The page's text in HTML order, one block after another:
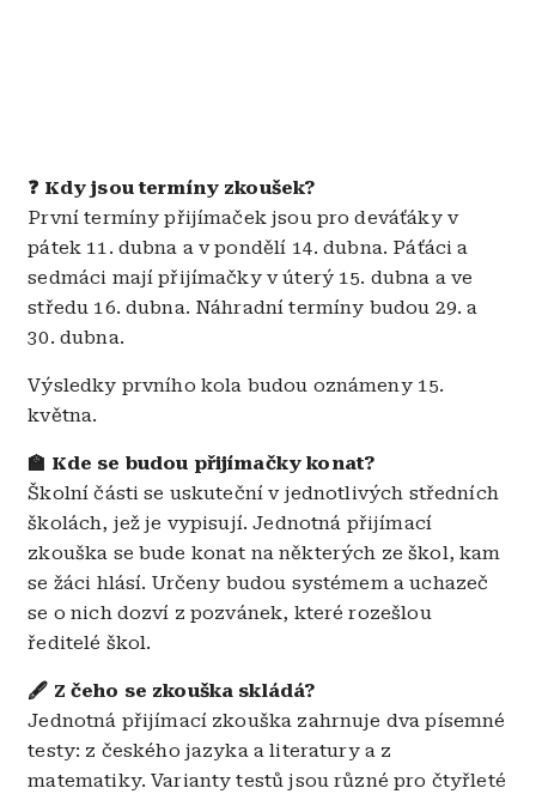
❓ Kdy jsou termíny zkoušek?
První termíny přijímaček jsou pro deváťáky v
pátek 11. dubna a v pondělí 14. dubna. Páťáci a
sedmáci mají přijímačky v úterý 15. dubna a ve
středu 16. dubna. Náhradní termíny budou 29. a
30. dubna.
Výsledky prvního kola budou oznámeny 15.
května.
🏫 Kde se budou přijímačky konat?
Školní části se uskuteční v jednotlivých středních
školách, jež je vypisují. Jednotná přijímací
zkouška se bude konat na některých ze škol, kam
se žáci hlásí. Určeny budou systémem a uchazeč
se o nich dozví z pozvánek, které rozešlou
ředitelé škol.
🖋️ Z čeho se zkouška skládá?
Jednotná přijímací zkouška zahrnuje dva písemné
testy: z českého jazyka a literatury a z
matematiky. Varianty testů jsou různé pro čtyřleté